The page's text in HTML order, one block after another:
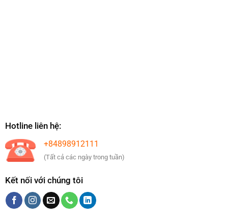
Hotline liên hệ:
+84898912111
(Tất cả các ngày trong tuần)
Kết nối với chúng tôi